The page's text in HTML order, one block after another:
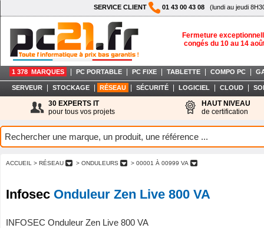
SERVICE CLIENT 01 43 00 43 08 (lundi au jeudi
Fermeture
congés du 10 au 14
1 378 MARQUES PC PORTABLE PC FIXE TABLETTE COMPO PC
SERVEUR STOCKAGE RÉSEAU SÉCURITÉ LOGICIEL CLOUD
30 EXPERTS IT
pour tous vos projets
HAUT NIVEAU
de certification
ACCUEIL > RÉSEAU > ONDULEURS > 00001 À 00999 VA
Infosec Onduleur Zen Live 800 VA
INFOSEC Onduleur Zen Live 800 VA